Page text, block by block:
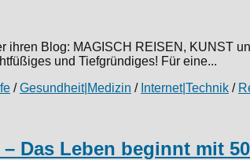
ihren Blog: MAGISCH REISEN, KUNST
und Tiefgründiges! Für eine...
/Gesundheit|Medizin / Internet|Technik /
– Das Leben beginnt mit 50